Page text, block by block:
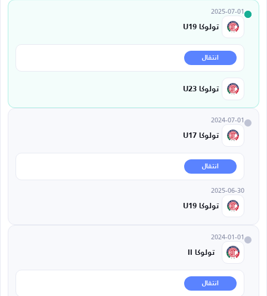
2025-07-01
تولوكا U19
انتقال
تولوكا U23
2024-07-01
تولوكا U17
انتقال
2025-06-30
تولوكا U19
2024-01-01
تولوكا II
انتقال